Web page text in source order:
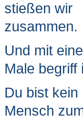
stießen wir
zusammen.
Und mit
Male begriff
Du bist kein
Mensch